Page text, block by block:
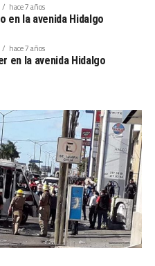
hace 7 años
en la avenida Hidalgo
hace 7 años
en la avenida Hidalgo